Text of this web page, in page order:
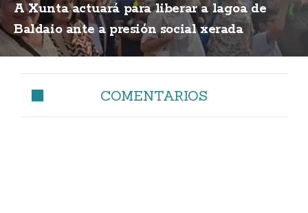
A Xunta actuará para liberar a lagoa de
Baldaio ante a presión social xerada
COMENTARIOS